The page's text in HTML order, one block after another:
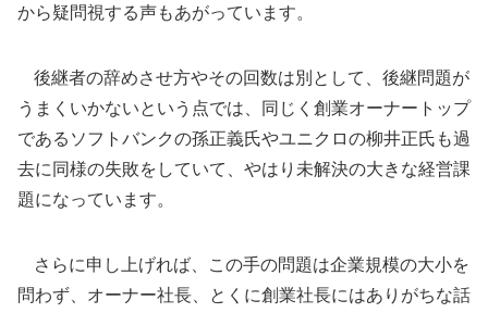
から疑問視する声もあがっています。
後継者の辞めさせ方やその回数は別として、後継問題が
うまくいかないという点では、同じく創業オーナートップ
であるソフトバンクの孫正義氏やユニクロの柳井正氏も過
去に同様の失敗をしていて、やはり未解決の大きな経営課
題になっています。
さらに申し上げれば、この手の問題は企業規模の大小を
問わず、オーナー社長、とくに創業社長にはありがちな話